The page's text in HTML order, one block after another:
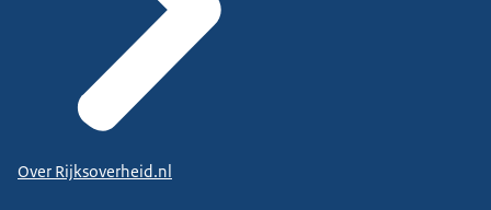
Over Rijksoverheid.nl